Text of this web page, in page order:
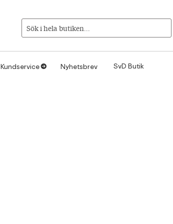
Sök i hela butiken...
Kundservice1 Nyhetsbrev SvD Butik